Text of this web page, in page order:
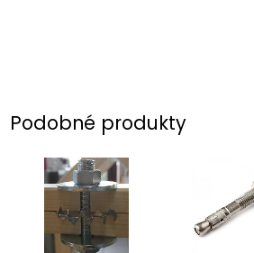
Podobné produkty